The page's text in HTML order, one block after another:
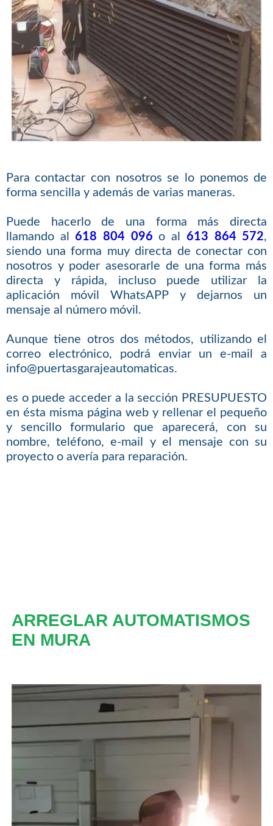
Para contactar con nosotros se lo ponemos de
forma sencilla y además de varias maneras.
Puede hacerlo de una forma más directa
llamando al618 804 096 o al 613 864 572,
siendo una forma muy directa de conectar con
nosotros y poder asesorarle de una forma más
directa y rápida, incluso puede utilizar la
aplicación móvil WhatsAPP y dejarnos un
mensaje al número móvil.
Aunque tiene otros dos métodos, utilizando el
correo electrónico, podrá enviar un e-mail a
info@puertasgarajeautomaticas.
es o puede acceder a la sección PRESUPUESTO
en ésta misma página web y rellenar el pequeño
y sencillo formulario que aparecerá, con su
nombre, teléfono, e-mail y el mensaje con su
proyecto o avería para reparación.
ARREGLAR AUTOMATISMOS
EN MURA